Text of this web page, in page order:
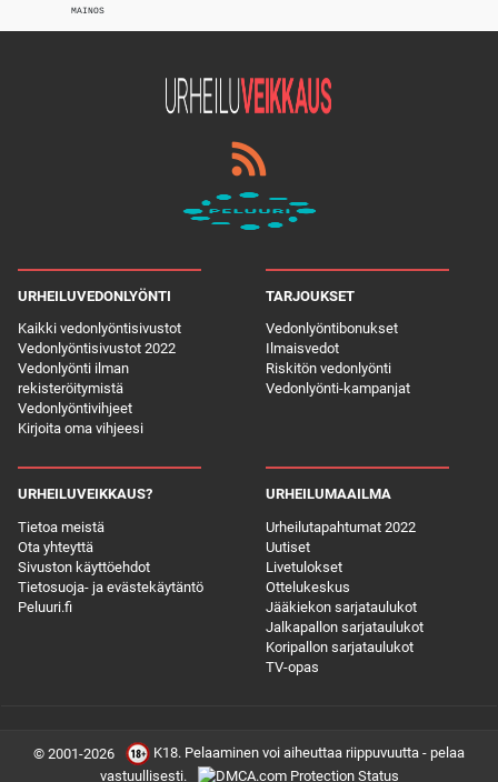
MAINOS
URHEILUVEDONLYÖNTI
Kaikki vedonlyöntisivustot
Vedonlyöntisivustot 2022
Vedonlyönti ilman
rekisteröitymistä
Vedonlyöntivihjeet
Kirjoita oma vihjeesi
TARJOUKSET
Vedonlyöntibonukset
Ilmaisvedot
Riskitön vedonlyönti
Vedonlyönti-kampanjat
URHEILUVEIKKAUS?
Tietoa meistä
Ota yhteyttä
Sivuston käyttöehdot
Tietosuoja- ja evästekäytäntö
Peluuri.fi
URHEILUMAAILMA
Urheilutapahtumat 2022
Uutiset
Livetulokset
Ottelukeskus
Jääkiekon sarjataulukot
Jalkapallon sarjataulukot
Koripallon sarjataulukot
TV-opas
© 2001-2026
K18. Pelaaminen voi aiheuttaa riippuvuutta - pelaa
vastuullisesti.